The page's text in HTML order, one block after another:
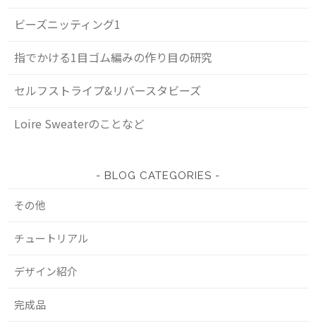
ビーズニッティング1
指でかける1目ゴム編みの作り目の研究
セルフストライプ&リバースタビーズ
Loire Sweaterのことなど
BLOG CATEGORIES
その他
チュートリアル
デザイン紹介
完成品